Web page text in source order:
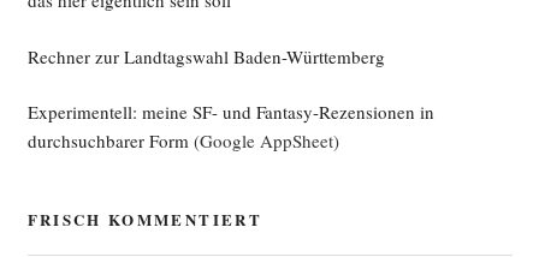
Rechner zur Landtagswahl Baden-Württemberg
Experimentell: meine SF- und Fantasy-Rezensionen in
durchsuchbarer Form(Google AppSheet)
FRISCH KOMMENTIERT